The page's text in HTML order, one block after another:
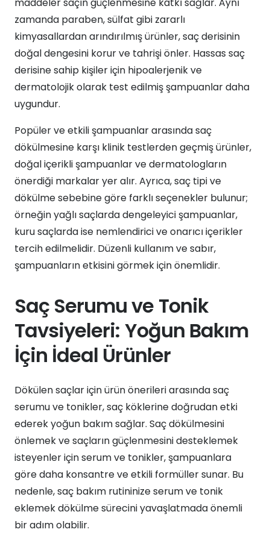
maddeler saçın güçlenmesine katkı sağlar. Aynı
zamanda paraben, sülfat gibi zararlı
kimyasallardan arındırılmış ürünler, saç derisinin
doğal dengesini korur ve tahrişi önler. Hassas saç
derisine sahip kişiler için hipoalerjenik ve
dermatolojik olarak test edilmiş şampuanlar daha
uygundur.
Popüler ve etkili şampuanlar arasında saç
dökülmesine karşı klinik testlerden geçmiş ürünler,
doğal içerikli şampuanlar ve dermatologların
önerdiği markalar yer alır. Ayrıca, saç tipi ve
dökülme sebebine göre farklı seçenekler bulunur;
örneğin yağlı saçlarda dengeleyici şampuanlar,
kuru saçlarda ise nemlendirici ve onarıcı içerikler
tercih edilmelidir. Düzenli kullanım ve sabır,
şampuanların etkisini görmek için önemlidir.
Saç Serumu ve Tonik
Tavsiyeleri: Yoğun Bakım
İçin İdeal Ürünler
Dökülen saçlar için ürün önerileri arasında saç
serumu ve tonikler, saç köklerine doğrudan etki
ederek yoğun bakım sağlar. Saç dökülmesini
önlemek ve saçların güçlenmesini desteklemek
isteyenler için serum ve tonikler, şampuanlara
göre daha konsantre ve etkili formüller sunar. Bu
nedenle, saç bakım rutininize serum ve tonik
eklemek dökülme sürecini yavaşlatmada önemli
bir adım olabilir.